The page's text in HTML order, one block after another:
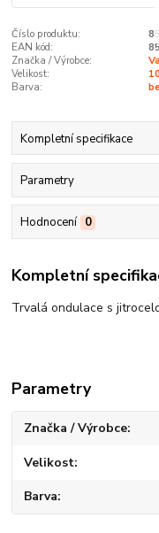
Číslo produktu:
EAN kód:
Značka / Výrobce:
Velikost:
Barva:
Kompletní specifikace
Parametry
Hodnocení 0
Kompletní
Trvalá ondulace s
Parametry
Značka / Výrobce
Velikost
Barva